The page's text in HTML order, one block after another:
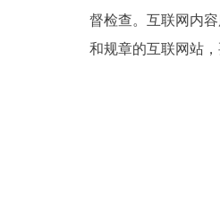
督检查。互联网内
和规章的互联网站，